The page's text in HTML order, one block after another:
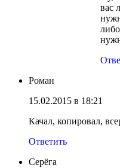
вас
Роман
15.02.2015 в 18:21
Качал, копировал,
Ответить
Серёга